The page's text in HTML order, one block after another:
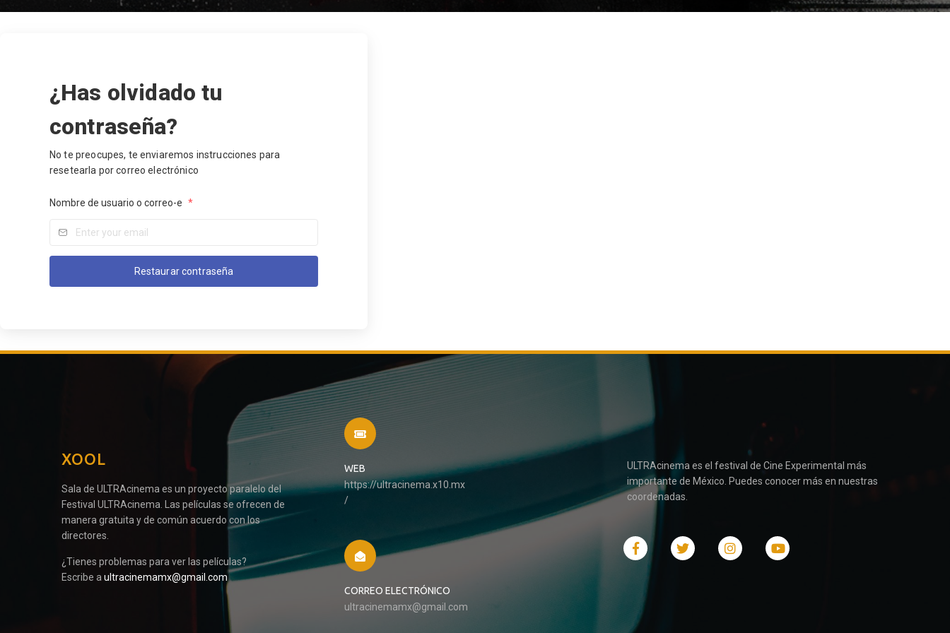
¿Has olvidado tu
contraseña?
No te preocupes, te enviaremos instrucciones para
resetearla por correo electrónico
Nombre de usuario o correo-e *
XOOL
Sala de ULTRAcinema es un proyecto paralelo del
Festival ULTRAcinema. Las películas se ofrecen de
manera gratuita y de común acuerdo con los
directores.
¿Tienes problemas para ver las películas?
Escribe a ultracinemamx@gmail.com
WEB
https://ultracinema.x10.mx
/
CORREO ELECTRÓNICO
ultracinemamx@gmail.com
ULTRAcinema es el festival de Cine Experimental más
importante de México. Puedes conocer más en nuestras
coordenadas.